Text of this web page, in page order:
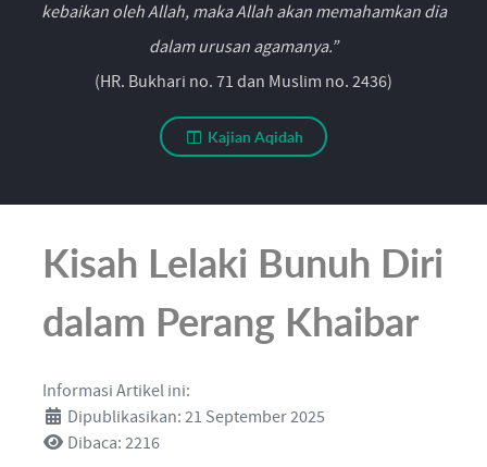
kebaikan oleh Allah, maka Allah akan memahamkan dia
dalam urusan agamanya.”
(HR. Bukhari no. 71 dan Muslim no. 2436)
Kajian Aqidah
Kisah Lelaki Bunuh Diri
dalam Perang Khaibar
Informasi Artikel ini:
Dipublikasikan: 21 September 2025
Dibaca: 2216